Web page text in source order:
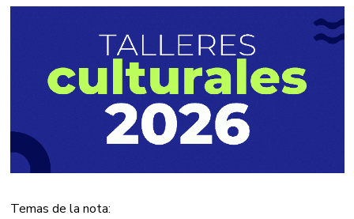
Temas de la nota: